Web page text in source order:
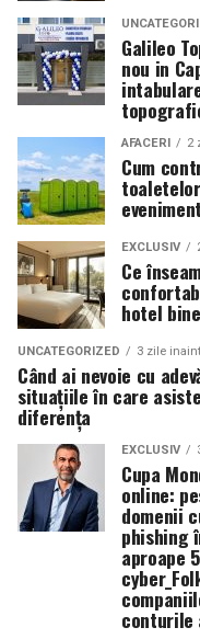
Galileo
nou in
AFACERI 2
Cum
EXCLUSIV
Ce
hotel
UNCATEGORIZED 3 zile
Când ai nevoie cu
situațiile în care
diferența
EXCLUSIV
Cupa
online:
domenii
phishing
aproape
conturile